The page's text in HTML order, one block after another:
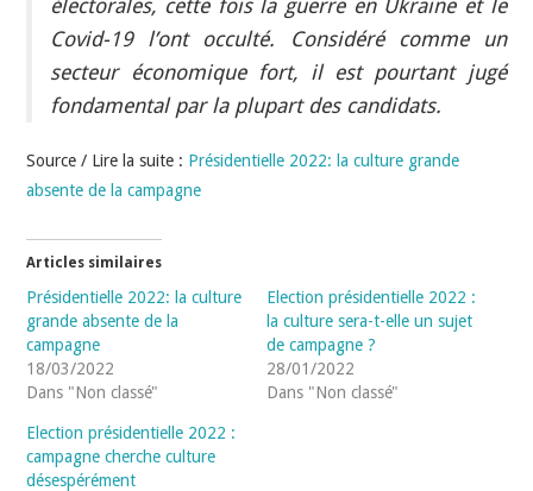
électorales, cette fois la guerre en Ukraine et le
Covid-19 l’ont occulté. Considéré comme un
secteur économique fort, il est pourtant jugé
fondamental par la plupart des candidats.
Source / Lire la suite : Présidentielle 2022: la culture grande
absente de la campagne
Articles similaires
Présidentielle 2022: la culture
grande absente de la
campagne
18/03/2022
Dans "Non classé"
Election présidentielle 2022 :
la culture sera-t-elle un sujet
de campagne ?
28/01/2022
Dans "Non classé"
Election présidentielle 2022 :
campagne cherche culture
désespérément